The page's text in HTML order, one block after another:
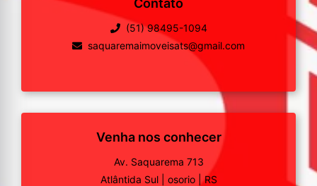
Contato
(51) 98495-1094
saquaremaimoveisats@gmail.com
Venha nos conhecer
Av. Saquarema 713
Atlântida Sul
osorio
RS